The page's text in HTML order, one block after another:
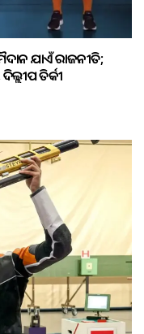
ଯାଏଁ ରାଜନୀତି;
ତିର୍କୀ